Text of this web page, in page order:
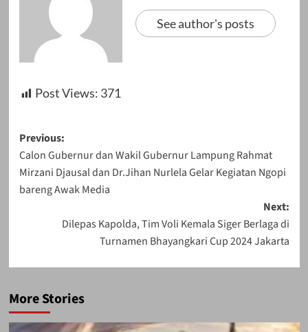
See author's posts
Post Views: 371
Post
navigation
Previous:
Calon Gubernur dan Wakil Gubernur Lampung Rahmat
Mirzani Djausal dan Dr.Jihan Nurlela Gelar Kegiatan Ngopi
bareng Awak Media
Next:
Dilepas Kapolda, Tim Voli Kemala Siger Berlaga di
Turnamen Bhayangkari Cup 2024 Jakarta
More Stories